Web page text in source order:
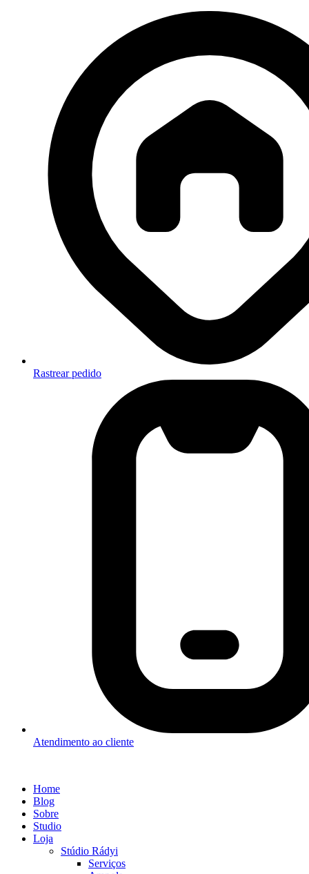
Rastrear pedido
Atendimento ao cliente
Home
Blog
Sobre
Studio
Loja
Stúdio Rádyi
Serviços